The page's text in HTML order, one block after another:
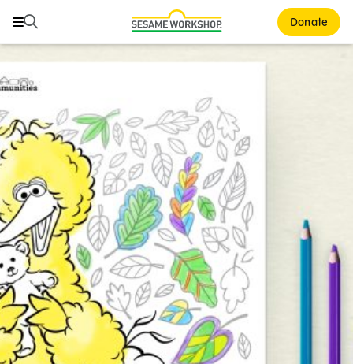
Buscar Donate
Buscar
ABCs and 123s
Healthy Minds and Bodies
Tough Topics
Courses and Webinars
Games and Storybooks
Our Work
About Us
Support Us